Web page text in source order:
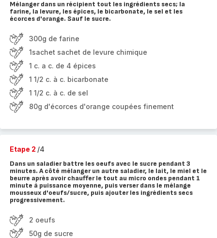
Mélanger dans un récipient tout les ingrédients secs; la
farine, la levure, les épices, le bicarbonate, le sel et les
écorces d'orange. Sauf le sucre.
300g de farine
1sachet sachet de levure chimique
1 c. a c. de 4 épices
1 1/2 c. à c. bicarbonate
1 1/2 c. à c. de sel
80g d'écorces d'orange coupées finement
Etape 2 /4
Dans un saladier battre les oeufs avec le sucre pendant 3
minutes. A côté mélanger un autre saladier, le lait, le miel et le
beurre après avoir chauffer le tout au micro ondes pendant 1
minute à puissance moyenne, puis verser dans le mélange
mousseux d'oeufs/sucre, puis ajouter les ingrédients secs
progressivement.
2 oeufs
50g de sucre